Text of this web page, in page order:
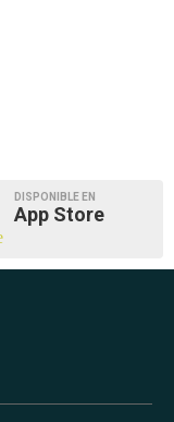
DISPONIBLE EN
App Store